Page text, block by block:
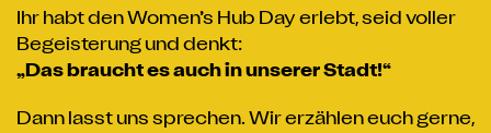
Ihr habt den Women’s Hub Day erlebt, seid voller
Begeisterung und denkt:
„Das braucht es auch in unserer Stadt!“
Dann lasst uns sprechen. Wir erzählen euch gerne,